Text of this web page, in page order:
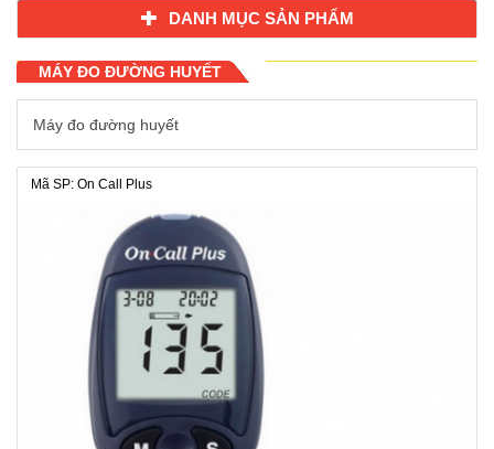
DANH MỤC SẢN PHẨM
MÁY ĐO ĐƯỜNG HUYẾT
Máy đo đường huyết
Mã SP: On Call Plus